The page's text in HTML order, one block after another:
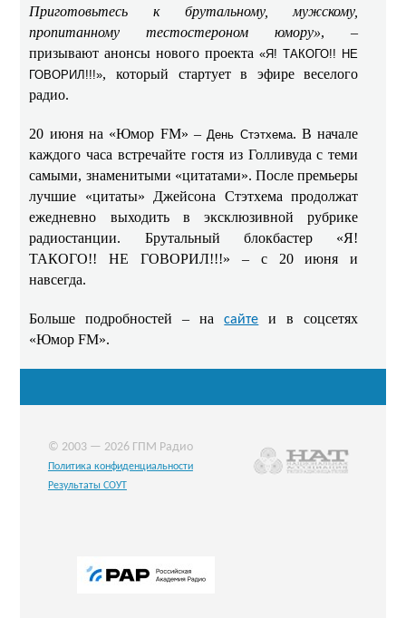
Приготовьтесь к брутальному, мужскому,
пропитанному тестостероном юмору», –
призывают анонсы нового проекта«Я! ТАКОГО!! НЕ
ГОВОРИЛ!!!», который стартует в эфире веселого
радио.
20 июня на «Юмор FM» – День Стэтхема. В начале
каждого часа встречайте гостя из Голливуда с теми
самыми, знаменитыми «цитатами». После премьеры
лучшие «цитаты» Джейсона Стэтхема продолжат
ежедневно выходить в эксклюзивной рубрике
радиостанции. Брутальный блокбастер «Я!
ТАКОГО!! НЕ ГОВОРИЛ!!!» – с 20 июня и
навсегда.
Больше подробностей – насайте и в соцсетях
«Юмор FM».
© 2003 — 2026 ГПМ Радио
Политика конфиденциальности
Результаты СОУТ